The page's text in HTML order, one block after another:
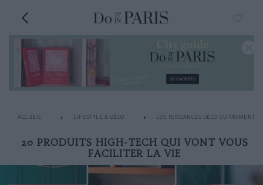
ACCUEIL LIFESTYLE & DÉCO LES TENDANCES DÉCO DU MOMENT
20 PRODUITS HIGH-TECH QUI VONT VOUS
FACILITER LA VIE